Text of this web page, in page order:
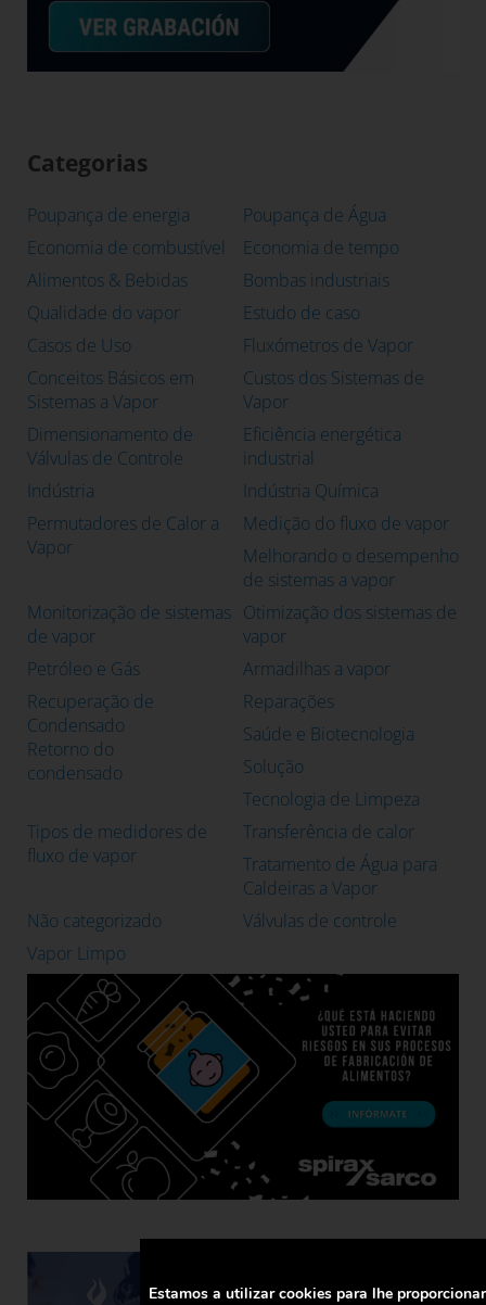
Categorias
Poupança de energia
Poupança de Água
Economia de combustível
Economia de tempo
Alimentos & Bebidas
Bombas industriais
Qualidade do vapor
Estudo de caso
Casos de Uso
Fluxómetros de Vapor
Conceitos Básicos em
Sistemas a Vapor
Custos dos Sistemas de
Vapor
Dimensionamento de
Válvulas de Controle
Eficiência energética
industrial
Indústria
Indústria Química
Permutadores de Calor a
Vapor
Medição do fluxo de vapor
Melhorando o desempenho
de sistemas a vapor
Monitorização de sistemas
de vapor
Otimização dos sistemas de
vapor
Petróleo e Gás
Armadilhas a vapor
Recuperação de
Condensado
Retorno do
condensado
Reparações
Saúde e Biotecnologia
Solução
Tecnologia de Limpeza
Tipos de medidores de
fluxo de vapor
Transferência de calor
Tratamento de Água para
Caldeiras a Vapor
Não categorizado
Válvulas de controle
Vapor Limpo
Estamos a utilizar cookies para lhe